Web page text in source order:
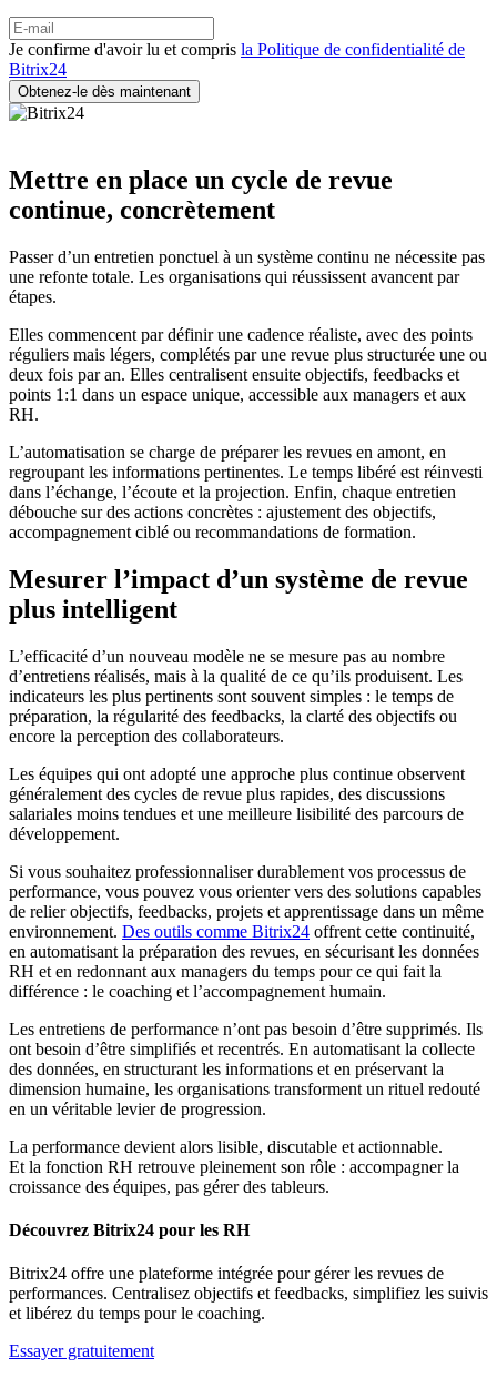
Je confirme d'avoir lu et compris la Politique de confidentialité de
Bitrix24
Mettre en place un cycle de revue
continue, concrètement
Passer d’un entretien ponctuel à un système continu ne nécessite pas
une refonte totale. Les organisations qui réussissent avancent par
étapes.
Elles commencent par définir une cadence réaliste, avec des points
réguliers mais légers, complétés par une revue plus structurée une ou
deux fois par an. Elles centralisent ensuite objectifs, feedbacks et
points 1:1 dans un espace unique, accessible aux managers et aux
RH.
L’automatisation se charge de préparer les revues en amont, en
regroupant les informations pertinentes. Le temps libéré est réinvesti
dans l’échange, l’écoute et la projection. Enfin, chaque entretien
débouche sur des actions concrètes : ajustement des objectifs,
accompagnement ciblé ou recommandations de formation.
Mesurer l’impact d’un système de revue
plus intelligent
L’efficacité d’un nouveau modèle ne se mesure pas au nombre
d’entretiens réalisés, mais à la qualité de ce qu’ils produisent. Les
indicateurs les plus pertinents sont souvent simples : le temps de
préparation, la régularité des feedbacks, la clarté des objectifs ou
encore la perception des collaborateurs.
Les équipes qui ont adopté une approche plus continue observent
généralement des cycles de revue plus rapides, des discussions
salariales moins tendues et une meilleure lisibilité des parcours de
développement.
Si vous souhaitez professionnaliser durablement vos processus de
performance, vous pouvez vous orienter vers des solutions capables
de relier objectifs, feedbacks, projets et apprentissage dans un même
environnement. Des outils comme Bitrix24 offrent cette continuité,
en automatisant la préparation des revues, en sécurisant les données
RH et en redonnant aux managers du temps pour ce qui fait la
différence : le coaching et l’accompagnement humain.
Les entretiens de performance n’ont pas besoin d’être supprimés. Ils
ont besoin d’être simplifiés et recentrés. En automatisant la collecte
des données, en structurant les informations et en préservant la
dimension humaine, les organisations transforment un rituel redouté
en un véritable levier de progression.
La performance devient alors lisible, discutable et actionnable.
Et la fonction RH retrouve pleinement son rôle : accompagner la
croissance des équipes, pas gérer des tableurs.
Découvrez Bitrix24 pour les RH
Bitrix24 offre une plateforme intégrée pour gérer les revues de
performances. Centralisez objectifs et feedbacks, simplifiez les suivis
et libérez du temps pour le coaching.
Essayer gratuitement